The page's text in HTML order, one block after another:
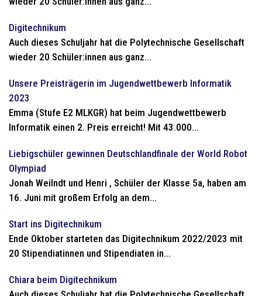
Digitechnikum
Auch dieses Schuljahr hat die Polytechnische Gesellschaft
wieder 20 Schüler:innen aus ganz...
Unsere Preisträgerin im Jugendwettbewerb Informatik
2023
Emma (Stufe E2 MLKGR) hat beim Jugendwettbewerb
Informatik einen 2. Preis erreicht! Mit 43.000...
Liebigschüler gewinnen Deutschlandfinale der World Robot
Olympiad
Jonah Weilndt und Henri , Schüler der Klasse 5a, haben am
16. Juni mit großem Erfolg an dem...
Start ins Digitechnikum
Ende Oktober starteten das Digitechnikum 2022/2023 mit
20 Stipendiatinnen und Stipendiaten in...
Chiara beim Digitechnikum